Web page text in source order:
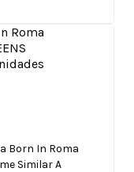
Born In Roma
Similar A